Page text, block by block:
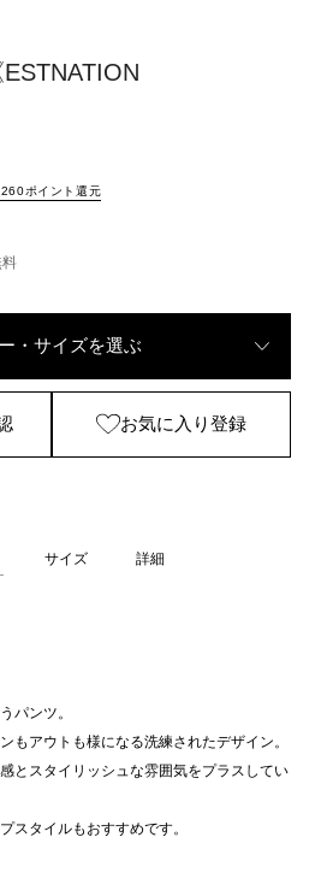
ポイント還元
・サイズを選ぶ
お気に入り登録
サイズ 詳細
パンツ。
もアウトも様になる洗練されたデザイン。
とスタイリッシュな雰囲気をプラスしてい
スタイルもおすすめです。